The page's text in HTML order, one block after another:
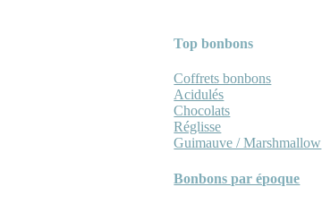
Top bonbons
Coffrets bonbons
Acidulés
Chocolats
Réglisse
Guimauve / Marshmallow
Bonbons par époque